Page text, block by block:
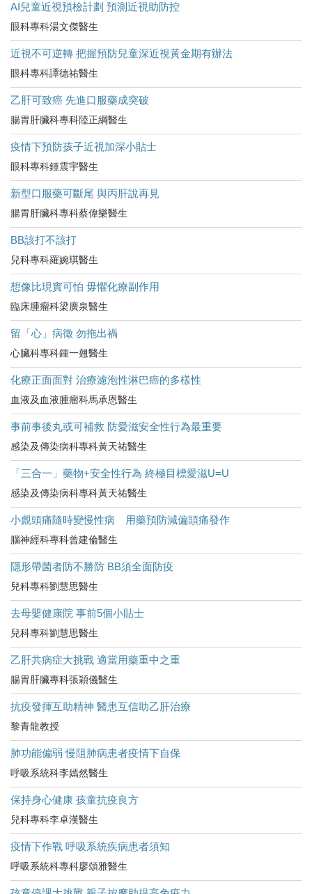
AI兒童近視預檢計劃 預測近視助防控
眼科專科湯文傑醫生
近視不可逆轉 把握預防兒童深近視黃金期有辦法
眼科專科譚德祐醫生
乙肝可致癌 先進口服藥成突破
腸胃肝臟科專科陸正綱醫生
疫情下預防孩子近視加深小貼士
眼科專科鍾震宇醫生
新型口服藥可斷尾 與丙肝說再見
腸胃肝臟科專科蔡偉樂醫生
BB該打不該打
兒科專科羅婉琪醫生
想像比現實可怕 毋懼化療副作用
臨床腫瘤科梁廣泉醫生
留「心」病徵 勿拖出禍
心臟科專科鍾一翹醫生
化療正面面對 治療濾泡性淋巴癌的多樣性
血液及血液腫瘤科馬承恩醫生
事前事後丸或可補救 防愛滋安全性行為最重要
感染及傳染病科專科黃天祐醫生
「三合一」藥物+安全性行為 終極目標愛滋U=U
感染及傳染病科專科黃天祐醫生
小覤頭痛隨時變慢性病 用藥預防減偏頭痛發作
腦神經科專科曾建倫醫生
隱形帶菌者防不勝防 BB須全面防疫
兒科專科劉慧思醫生
去母嬰健康院 事前5個小貼士
兒科專科劉慧思醫生
乙肝共病症大挑戰 適當用藥重中之重
腸胃肝臟專科張穎儀醫生
抗疫發揮互助精神 醫患互信助乙肝治療
黎青龍教授
肺功能偏弱 慢阻肺病患者疫情下自保
呼吸系統科李嫣然醫生
保持身心健康 孩童抗疫良方
兒科專科李卓漢醫生
疫情下作戰 呼吸系統疾病患者須知
呼吸系統科專科廖頌雅醫生